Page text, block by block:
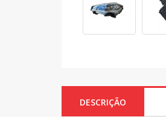
DESCRIÇÃO